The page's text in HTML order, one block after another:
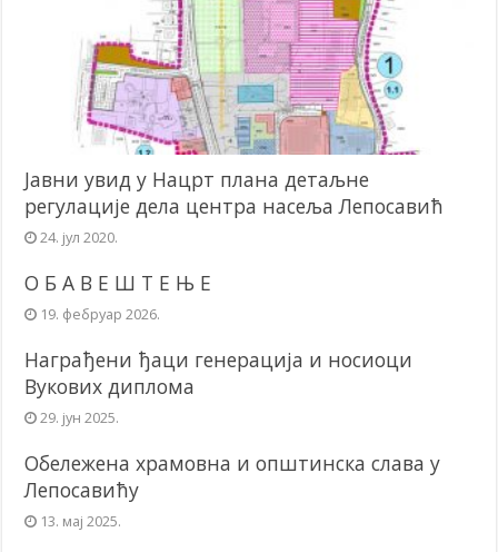
Јавни увид у Нацрт плана детаљне
регулације дела центра насеља Лепосавић
24. јул 2020.
О Б А В Е Ш Т Е Њ Е
19. фебруар 2026.
Награђени ђаци генерација и носиоци
Вукових диплома
29. јун 2025.
Обележена храмовна и општинска слава у
Лепосавићу
13. мај 2025.